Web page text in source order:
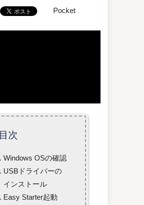
Pocket
目次
Windows OSの確認
USBドライバーの
インストール
Easy Starter起動